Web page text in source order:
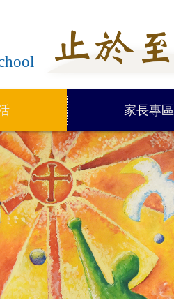
家長專區